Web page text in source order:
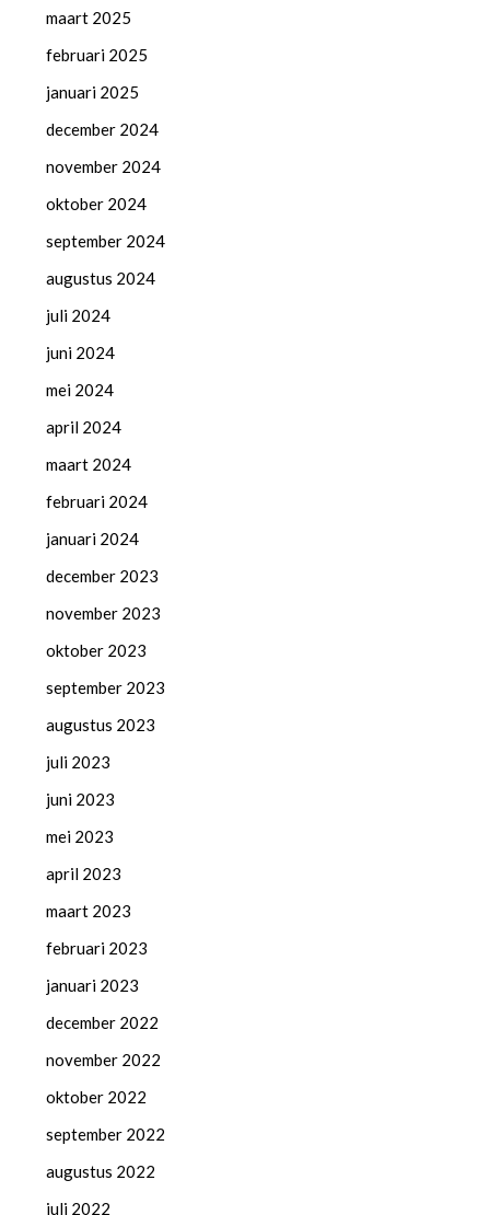
maart 2025
februari 2025
januari 2025
december 2024
november 2024
oktober 2024
september 2024
augustus 2024
juli 2024
juni 2024
mei 2024
april 2024
maart 2024
februari 2024
januari 2024
december 2023
november 2023
oktober 2023
september 2023
augustus 2023
juli 2023
juni 2023
mei 2023
april 2023
maart 2023
februari 2023
januari 2023
december 2022
november 2022
oktober 2022
september 2022
augustus 2022
juli 2022